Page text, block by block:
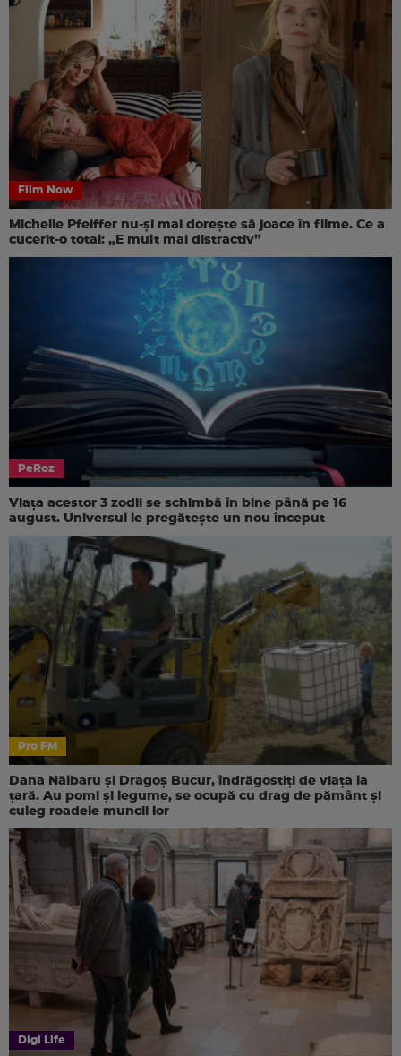
Film Now
Michelle Pfeiffer nu-și mai dorește să joace în filme. Ce a
cucerit-o total: „E mult mai distractiv”
PeRoz
Viața acestor 3 zodii se schimbă în bine până pe 16
august. Universul le pregătește un nou început
Pro FM
Dana Nălbaru și Dragoș Bucur, îndrăgostiți de viața la
țară. Au pomi și legume, se ocupă cu drag de pământ și
culeg roadele muncii lor
Digi Life